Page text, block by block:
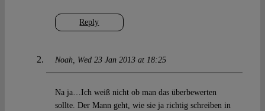
Reply
Noah Wed 23 Jan 2013 at 18:25
Na ja…Ich weiß nicht ob man das überbewerten
sollte. Der Mann geht, wie sie ja richtig schreiben in